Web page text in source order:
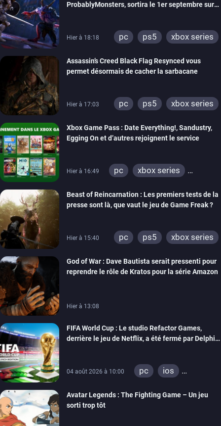
ProbablyMonsters, sortira le 1er septembre sur
Hier à 18:18 pc ps5 xbox series
Assassin’s Creed Black Flag Resynced vous
permet désormais de cacher la sarbacane
Hier à 17:03 pc ps5 xbox series
Xbox Game Pass : Date Everything!, Sandustry,
Egging On et d’autres rejoignent le service
Hier à 16:49 pc
xbox series
Beast of Reincarnation : Les premiers tests de la
presse sont là, que vaut le jeu de Game Freak ?
Hier à 15:40 pc ps5 xbox series
God of War : Dave Bautista serait pressenti pour
reprendre le rôle de Kratos pour la série Amazon
Hier à 13:08
FIFA World Cup : Le studio Refactor Games,
derrière le jeu de Netflix, a été fermé par Delphi
04 août 2026 à 10:00 pc
ios
Avatar Legends : The Fighting Game – Un jeu
sorti trop tôt